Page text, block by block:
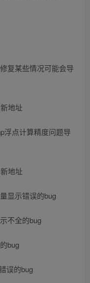
复某些情况可能会导
地址
浮点计算精度问题导
地址
显示错误的bug
不全的bug
bug
误的bug